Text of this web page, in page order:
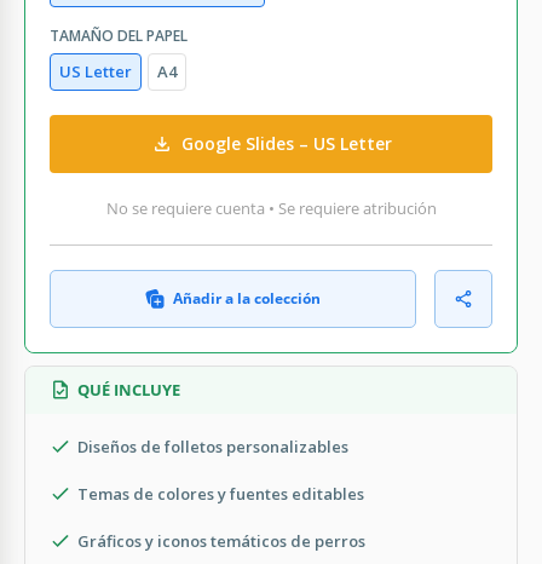
TAMAÑO DEL PAPEL
US Letter A4
Google Slides – US Letter
No se requiere cuenta • Se requiere atribución
Añadir a la colección
QUÉ INCLUYE
Diseños de folletos personalizables
Temas de colores y fuentes editables
Gráficos y iconos temáticos de perros